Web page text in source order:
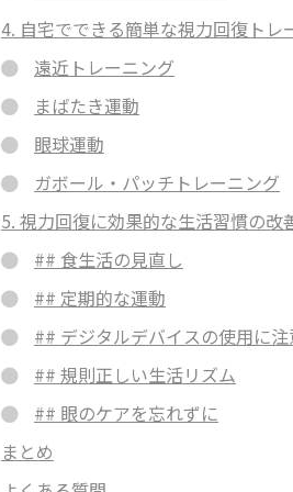
4. 自宅でできる簡単な視力回復トレ
遠近トレーニング
まばたき運動
眼球運動
ガボール・パッチトレーニング
5. 視力回復に効果的な生活習慣の改
## 食生活の見直し
## 定期的な運動
## デジタルデバイスの使用に注
## 規則正しい生活リズム
## 眼のケアを忘れずに
まとめ